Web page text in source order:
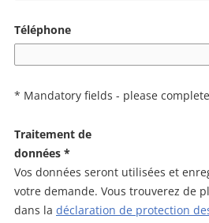
Téléphone
* Mandatory fields - please
Traitement de
données *
Vos données seront utilisées et
votre demande. Vous trouverez de
dans la déclaration de protection